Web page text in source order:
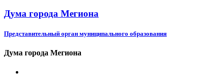
Дума города Мегиона
Представительный орган муниципального образования
Дума города Мегиона